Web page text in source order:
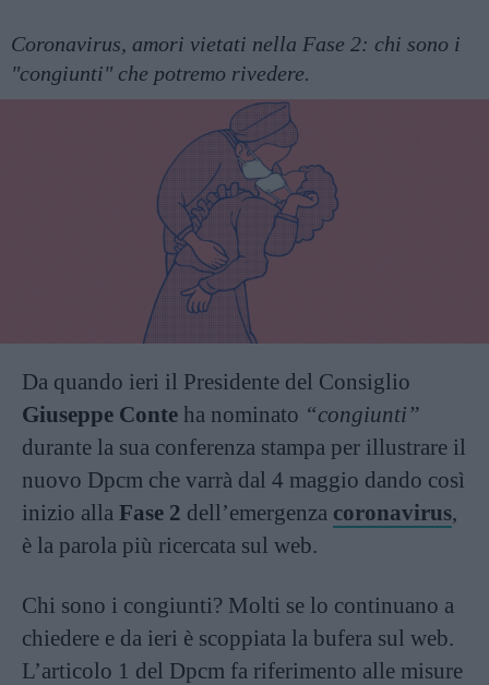
Coronavirus, amori vietati nella Fase 2: chi sono i
"congiunti" che potremo rivedere.
Da quando ieri il Presidente del Consiglio
Giuseppe Conte ha nominato “congiunti”
durante la sua conferenza stampa per illustrare il
nuovo Dpcm che varrà dal 4 maggio dando così
inizio alla Fase 2 dell’emergenza coronavirus,
è la parola più ricercata sul web.
Chi sono i congiunti? Molti se lo continuano a
chiedere e da ieri è scoppiata la bufera sul web.
L’articolo 1 del Dpcm fa riferimento alle misure